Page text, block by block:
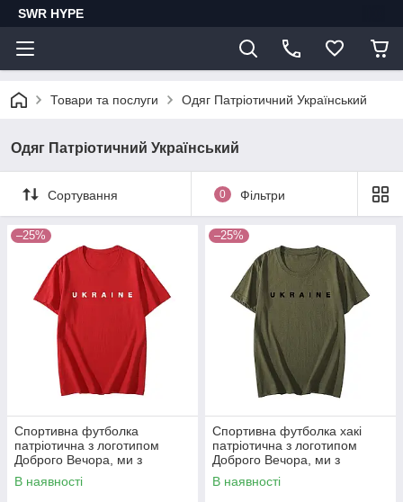
SWR HYPE
Товари та послуги Одяг Патріотичний Український
Одяг Патріотичний Український
Сортування 0 Фільтри
–25%
Спортивна футболка
патріотична з логотипом
Доброго Вечора, ми з
України, з написами Україна,
Ukraine з українською
В наявності
–25%
Спортивна футболка хакі
патріотична з логотипом
Доброго Вечора, ми з
України, з написами Україна,
Ukraine з українською
В наявності